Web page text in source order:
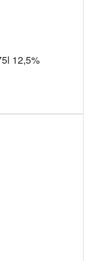
12,5%